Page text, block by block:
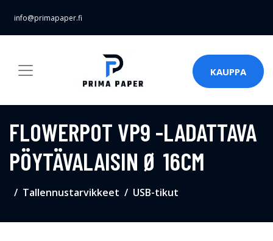
info@primapaper.fi
KAUPPA
FLOWERPOT VP9 -LADATTAVA
PÖYTÄVALAISIN Ø 16CM
Tallennustarvikkeet USB-tikut